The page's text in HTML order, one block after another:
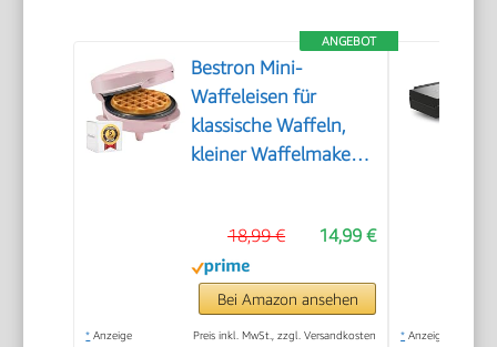
ANGEBOT
Bestron Mini-
Waffeleisen für
klassische Waffeln,
kleiner Waffelmaker
Kindergeburtstage,
Familienfeiern,
Ostern oder
14,99 €
18,99 €
Bei Amazon ansehen
* Anzeige Preis inkl. MwSt., zzgl. Versandkosten * Anzeige